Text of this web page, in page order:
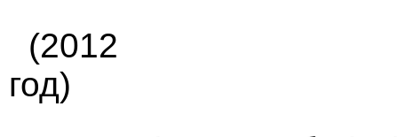
(2012
год)